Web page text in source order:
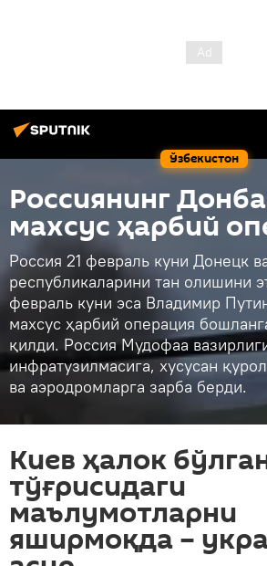
Ўзбекистон
Россиянинг
махсус ҳарбий
Россия 21 февраль куни Донецк
республикаларини тан олишини
февраль куни эса Владимир
махсус ҳарбий операция
қилди. Россия Мудофаа
инфратузилмасига, хусусан
ва аэродромларга зарба берди.
Киев ҳалок
тўғрисидаги
маълумотларни
яширмоқда –